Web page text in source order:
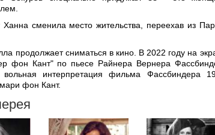
Ханна сменила место жительства, переехав из
продолжает сниматься в кино. В 2022 году на
фон Кант" по пьесе Райнера Вернера
интерпретация фильма Фассбиндера
фон Кант.